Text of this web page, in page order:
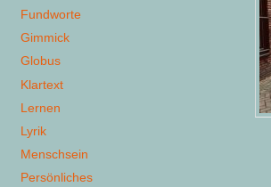
Fundworte
Gimmick
Globus
Klartext
Lernen
Lyrik
Menschsein
Persönliches